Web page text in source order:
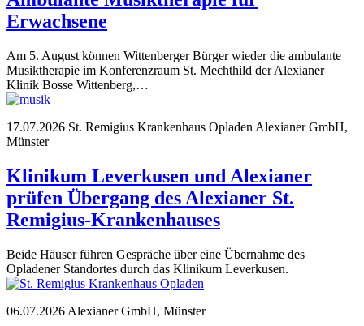
Erwachsene
Am 5. August können Wittenberger Bürger wieder die ambulante
Musiktherapie im Konferenzraum St. Mechthild der Alexianer
Klinik Bosse Wittenberg,…
17.07.2026 St. Remigius Krankenhaus Opladen Alexianer GmbH,
Münster
Klinikum Leverkusen und Alexianer
prüfen Übergang des Alexianer St.
Remigius-Krankenhauses
Beide Häuser führen Gespräche über eine Übernahme des
Opladener Standortes durch das Klinikum Leverkusen.
06.07.2026 Alexianer GmbH, Münster